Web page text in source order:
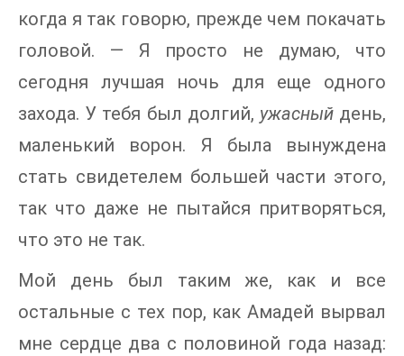
когда я так говорю, прежде чем покачать
головой. — Я просто не думаю, что
сегодня лучшая ночь для еще одного
захода. У тебя был долгий, ужасныйдень,
маленький ворон. Я была вынуждена
стать свидетелем большей части этого,
так что даже не пытайся притворяться,
что это не так.
Мой день был таким же, как и все
остальные с тех пор, как Амадей вырвал
мне сердце два с половиной года назад: